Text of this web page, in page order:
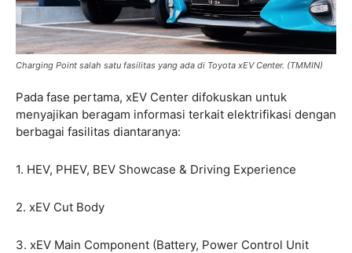
Charging Point salah satu fasilitas yang ada di Toyota xEV Center. (TMMIN)
Pada fase pertama, xEV Center difokuskan untuk
menyajikan beragam informasi terkait elektrifikasi dengan
berbagai fasilitas diantaranya:
1. HEV, PHEV, BEV Showcase & Driving Experience
2. xEV Cut Body
3. xEV Main Component (Battery, Power Control Unit